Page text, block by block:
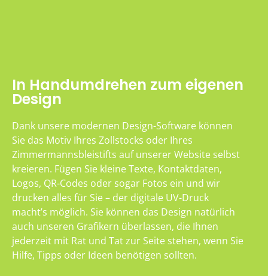
In Handumdrehen zum eigenen
Design
Dank unsere modernen Design-Software können
Sie das Motiv Ihres Zollstocks oder Ihres
Zimmermannsbleistifts auf unserer Website selbst
kreieren. Fügen Sie kleine Texte, Kontaktdaten,
Logos, QR-Codes oder sogar Fotos ein und wir
drucken alles für Sie – der digitale UV-Druck
macht’s möglich. Sie können das Design natürlich
auch unseren Grafikern überlassen, die Ihnen
jederzeit mit Rat und Tat zur Seite stehen, wenn Sie
Hilfe, Tipps oder Ideen benötigen sollten.